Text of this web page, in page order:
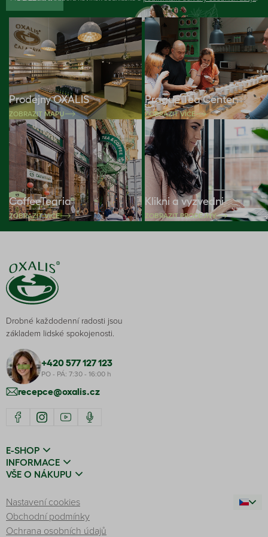
Prodejny OXALIS
ZOBRAZIT MAPU
Prague Tea Center
ZOBRAZIT VÍCE
CoffeeTearia
ZOBRAZIT VÍCE
Klikni a vyzvedni
ZOBRAZIT PRODEJNY
Drobné každodenní radosti jsou
základem lidské spokojenosti.
+420 577 127 123
PO - PÁ: 7:30 - 16:00 h
recepce@oxalis.cz
E-SHOP
INFORMACE
VŠE O NÁKUPU
Nastavení cookies
Obchodní podmínky
Ochrana osobních údajů